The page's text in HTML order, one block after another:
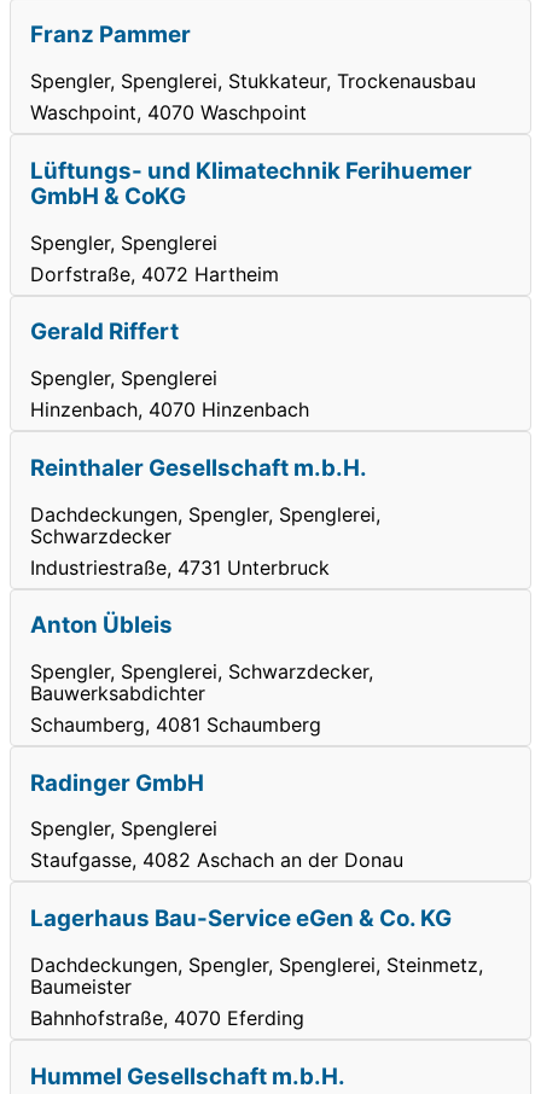
Franz Pammer
Spengler, Spenglerei, Stukkateur, Trockenausbau
Waschpoint, 4070 Waschpoint
Lüftungs- und Klimatechnik Ferihuemer
GmbH & CoKG
Spengler, Spenglerei
Dorfstraße, 4072 Hartheim
Gerald Riffert
Spengler, Spenglerei
Hinzenbach, 4070 Hinzenbach
Reinthaler Gesellschaft m.b.H.
Dachdeckungen, Spengler, Spenglerei,
Schwarzdecker
Industriestraße, 4731 Unterbruck
Anton Übleis
Spengler, Spenglerei, Schwarzdecker,
Bauwerksabdichter
Schaumberg, 4081 Schaumberg
Radinger GmbH
Spengler, Spenglerei
Staufgasse, 4082 Aschach an der Donau
Lagerhaus Bau-Service eGen & Co. KG
Dachdeckungen, Spengler, Spenglerei, Steinmetz,
Baumeister
Bahnhofstraße, 4070 Eferding
Hummel Gesellschaft m.b.H.